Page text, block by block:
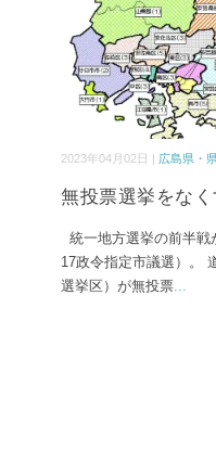
2023年04月02日 | 広島県・
無投票選挙をな
統一地方選挙の前半戦
17政令指定市議選）。
選挙区）が無投票...